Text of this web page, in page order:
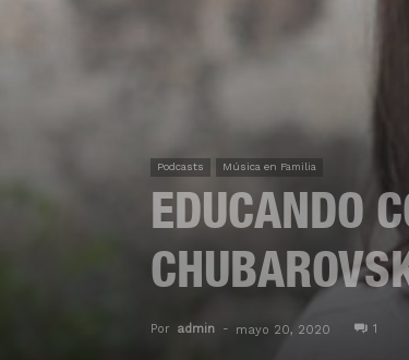
Podcasts Música en Familia
EDUCANDO
Por admin - mayo 20, 2020 1